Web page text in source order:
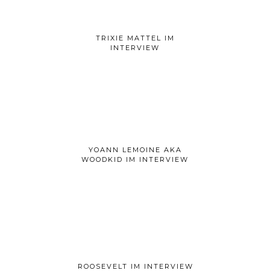
TRIXIE MATTEL IM
INTERVIEW
YOANN LEMOINE AKA
WOODKID IM INTERVIEW
ROOSEVELT IM INTERVIEW